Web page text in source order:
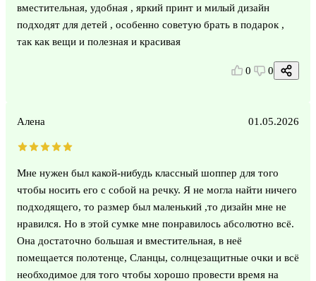
вместительная, удобная , яркий принт и милый дизайн
подходят для детей , особенно советую брать в подарок ,
так как вещи и полезная и красивая
0 0
Алена 01.05.2026
Мне нужен был какой-нибудь классный шоппер для того
чтобы носить его с собой на речку. Я не могла найти ничего
подходящего, то размер был маленький ,то дизайн мне не
нравился. Но в этой сумке мне понравилось абсолютно всё.
Она достаточно большая и вместительная, в неё
помещается полотенце, Сланцы, солнцезащитные очки и всё
необходимое для того чтобы хорошо провести время на